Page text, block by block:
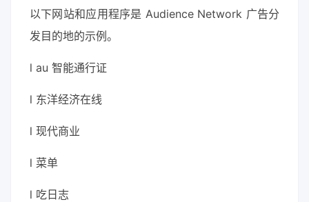
以下网站和应用程序是 Audience Network 广告分
发目的地的示例。
l au 智能通行证
l 东洋经济在线
l 现代商业
l 菜单
l 吃日志